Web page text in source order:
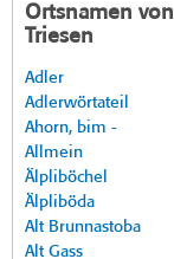
Ortsnamen von
Triesen
Adler
Adlerwörtateil
Ahorn, bim -
Allmein
Älpliböchel
Älpliböda
Alt Brunnastoba
Alt Gass